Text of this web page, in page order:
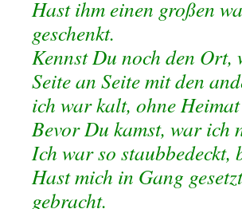
Hast ihm einen großen
geschenkt.
Kennst Du noch den
Seite an Seite mit den
ich war kalt, ohne
Bevor Du kamst, war ich
Ich war so staubbedeckt,
Hast mich in Gang
gebracht.